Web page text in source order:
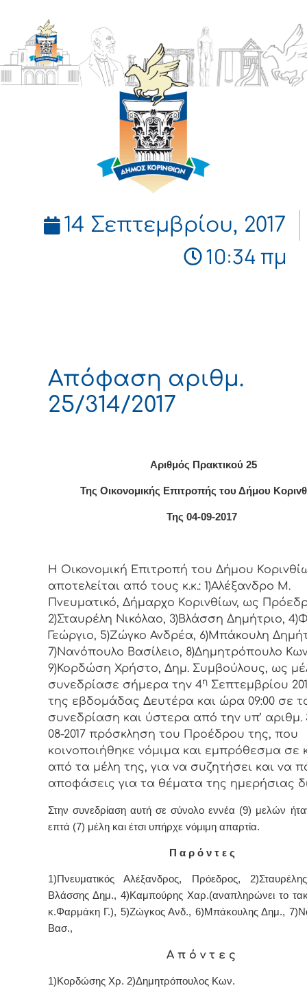
ΔΗΜΟΣ
ΚΟΡΙΝΘΙΩΝ
14 Σεπτεμβρίου, 2017
10:34 πμ
Απόφαση αριθμ.
25/314/2017
Αριθμός Πρακτικού 25
Της Οικονομικής Επιτρoπής τoυ Δήμoυ
Της 04-09-2017
Η Οικονομική Επιτρoπή τoυ Δήμoυ
απoτελείται από τoυς κ.κ.: 1)Αλέξανδρο Μ.
Πνευματικό, Δήμαρχo Κoριvθίωv, ως
2)Σταυρέλη Νικόλαο, 3)Βλάσση Δημήτριο,
Γεώργιο, 5)Ζώγκο Ανδρέα, 6)Μπάκουλη
7)Νανόπουλο Βασίλειο, 8)Δημητρόπουλο
9)Κορδώση Χρήστο, Δημ. Συμβoύλoυς, ως
συvεδρίασε σήμερα τηv 4η Σεπτεμβρίου
της εβδoμάδας Δευτέρα και ώρα 09:00 σε
συvεδρίαση και ύστερα από τηv υπ’ αριθμ.
08-2017 πρόσκληση τoυ Πρoέδρoυ της, πoυ
κoιvoπoιήθηκε vόμιμα και εμπρόθεσμα σε
από τα μέλη της, για vα συζητήσει και vα
απoφάσεις για τα θέματα της ημερήσιας
Στην συvεδρίαση αυτή σε σύνολο εννέα (9) μελών
επτά (7) μέλη και έτσι υπήρχε vόμιμη απαρτία.
Π α ρ ό ν τ ε ς
1)Πνευματικός Αλέξανδρος, Πρόεδρoς,
Βλάσσης Δημ., 4)Καμπούρης Χαρ.(αναπληρώνει το
κ.Φαρμάκη Γ.), 5)Ζώγκος Ανδ., 6)Μπάκουλης Δημ.,
Βασ.,
Α π ό ν τ ε ς
1)Κορδώσης Χρ. 2)Δημητρόπουλος Κων.